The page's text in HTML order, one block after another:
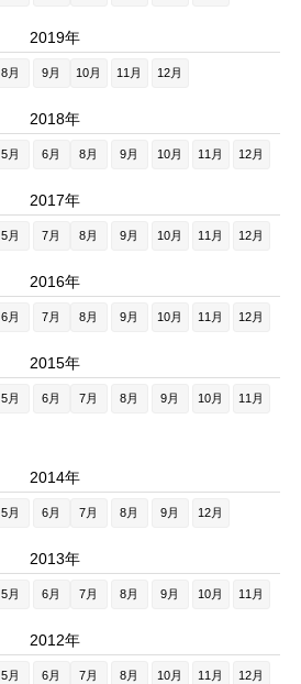
2019年
8月 9月 10月 11月 12月
2018年
5月 6月 8月 9月 10月 11月 12月
2017年
5月 7月 8月 9月 10月 11月 12月
2016年
6月 7月 8月 9月 10月 11月 12月
2015年
5月 6月 7月 8月 9月 10月 11月
2014年
5月 6月 7月 8月 9月 12月
2013年
5月 6月 7月 8月 9月 10月 11月
2012年
5月 6月 7月 8月 10月 11月 12月